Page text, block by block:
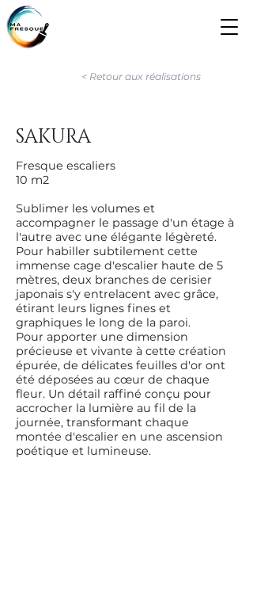
< Retour aux réalisations
SAKURA
Fresque escaliers
10 m2
Sublimer les volumes et
accompagner le passage d'un étage à
l'autre avec une élégante légèreté.
Pour habiller subtilement cette
immense cage d'escalier haute de 5
mètres, deux branches de cerisier
japonais s'y entrelacent avec grâce,
étirant leurs lignes fines et
graphiques le long de la paroi.
Pour apporter une dimension
précieuse et vivante à cette création
épurée, de délicates feuilles d'or ont
été déposées au cœur de chaque
fleur. Un détail raffiné conçu pour
accrocher la lumière au fil de la
journée, transformant chaque
montée d'escalier en une ascension
poétique et lumineuse.